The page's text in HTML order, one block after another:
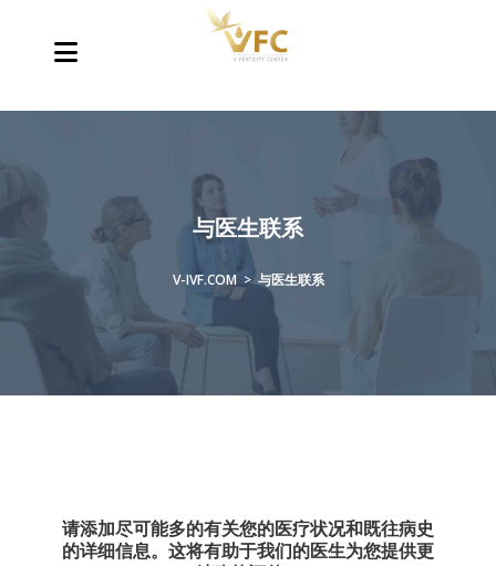
与医生联系
V-IVF.COM>与医生联系
请添加尽可能多的有关您的医疗状况和既往病史
的详细信息。这将有助于我们的医生为您提供更